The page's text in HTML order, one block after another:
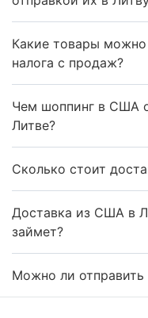
Какие товары можно
налога с продаж?
Чем шоппинг в США
Литве?
Сколько стоит
Доставка из США в
займет?
Можно ли